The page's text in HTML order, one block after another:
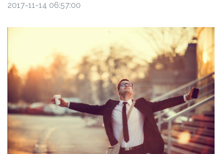
2017-11-14 06:57:00